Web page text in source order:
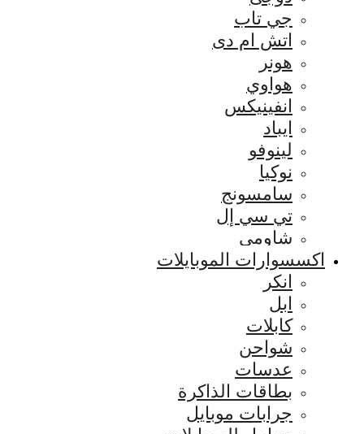
جي تاب
اتش ام دى
هونر
هواوي
انفينيكس
ايباد
لينوفو
نوكيا
سامسونج
تي سي إل
شاومي
اكسسوارات الموبايلات
انكر
ابل
كابلات
شواحن
عدسات
بطاقات الذاكرة
جرابات موبايل